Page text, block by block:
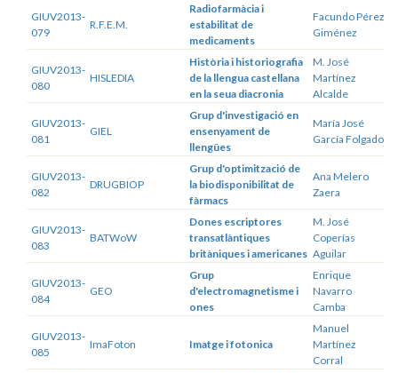
GIUV2013-
079
R.F.E.M.
Radiofarmàcia i
estabilitat de
medicaments
Facundo Pérez
Giménez
GIUV2013-
080
HISLEDIA
Història i historiografia
de la llengua castellana
en la seua diacronia
M. José
Martínez
Alcalde
GIUV2013-
081
GIEL
Grup d'investigació en
ensenyament de
llengües
María José
García Folgado
GIUV2013-
082
DRUGBIOP
Grup d'optimització de
la biodisponibilitat de
fàrmacs
Ana Melero
Zaera
GIUV2013-
083
BATWoW
Dones escriptores
transatlàntiques
britàniques i americanes
M. José
Coperías
Aguilar
GIUV2013-
084
GEO
Grup
d'electromagnetisme i
ones
Enrique
Navarro
Camba
GIUV2013-
085
ImaFoton Imatge i fotonica
Manuel
Martínez
Corral